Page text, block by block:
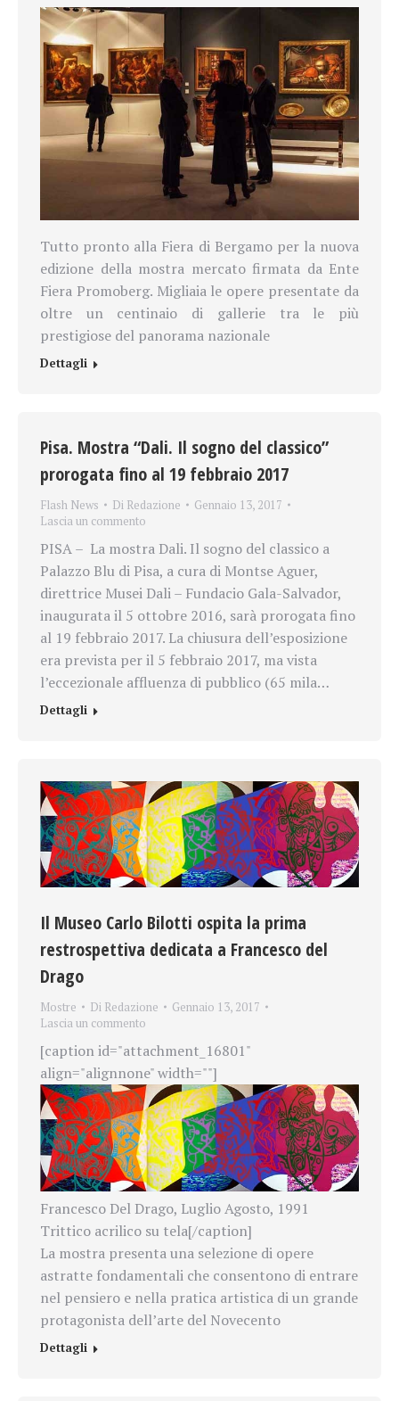
Tutto pronto alla Fiera di Bergamo per la nuova
edizione della mostra mercato firmata da Ente
Fiera Promoberg. Migliaia le opere presentate da
oltre un centinaio di gallerie tra le più
prestigiose del panorama nazionale
Dettagli
Pisa. Mostra “Dali. Il sogno del classico”
prorogata fino al 19 febbraio 2017
Flash News Di Redazione
Gennaio 13, 2017
Lascia un commento
PISA – La mostra Dali. Il sogno del classico a
Palazzo Blu di Pisa, a cura di Montse Aguer,
direttrice Musei Dali – Fundacio Gala-Salvador,
inaugurata il 5 ottobre 2016, sarà prorogata fino
al 19 febbraio 2017. La chiusura dell’esposizione
era prevista per il 5 febbraio 2017, ma vista
l’eccezionale affluenza di pubblico (65 mila…
Dettagli
Il Museo Carlo Bilotti ospita la prima
restrospettiva dedicata a Francesco del
Drago
Mostre Di Redazione
Gennaio 13, 2017
Lascia un commento
[caption id="attachment_16801"
align="alignnone" width=""]
Francesco Del Drago, Luglio Agosto, 1991
Trittico acrilico su tela[/caption]
La mostra presenta una selezione di opere
astratte fondamentali che consentono di entrare
nel pensiero e nella pratica artistica di un grande
protagonista dell’arte del Novecento
Dettagli